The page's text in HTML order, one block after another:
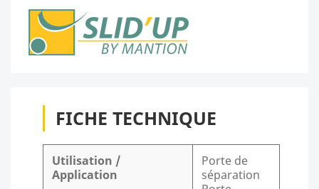
FICHE TECHNIQUE
Utilisation /
Application
Porte de
séparation